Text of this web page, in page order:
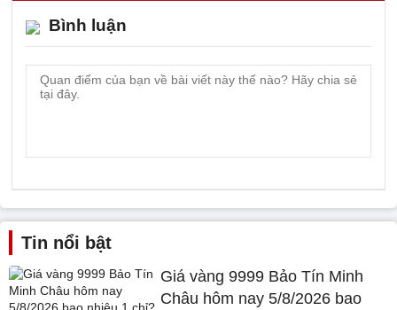
Bình luận
Tin nổi bật
Giá vàng 9999 Bảo Tín Minh
Châu hôm nay 5/8/2026 bao